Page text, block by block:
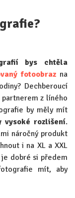
bys chtěla
fotoobraz na
Dechberoucí
z líného
by měly mít
rozlišení.
náročný produkt
i na XL a XXL
dobré si předem
mít, aby